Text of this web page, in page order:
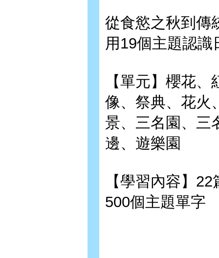
從食慾之秋到傳
用19個主題認識
【單元】櫻花
像、祭典、花火
景、三名園、三
邊、遊樂園
【學習內容】
500個主題單字